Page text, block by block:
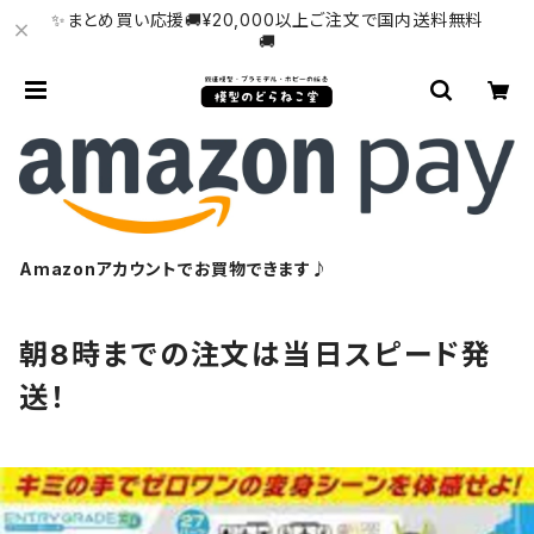
✨まとめ買い応援🚚¥20,000以上ご注文で国内送料無料
🚚
Amazonアカウントでお買物できます♪
朝8時までの注文は当日スピード発
送！